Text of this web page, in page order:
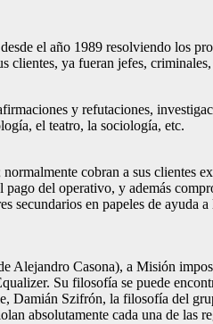
el año 1989 resolviendo los
ya fueran jefes,
y refutaciones,
el teatro, la sociología, etc.
cobran a sus clientes
del operativo, y además
secundarios en papeles de ayuda
Alejandro Casona), a Misión
Su filosofía se puede
Szifrón, la filosofía del
absolutamente cada una de las